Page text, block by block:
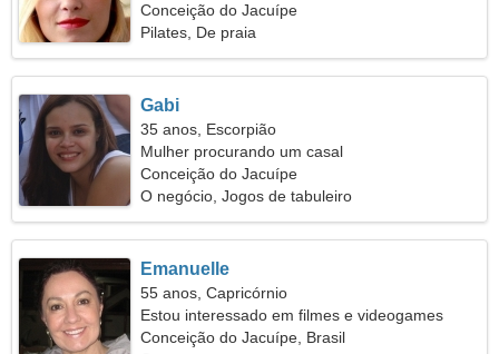
Conceição do Jacuípe
Pilates, De praia
Gabi
35 anos, Escorpião
Mulher procurando um casal
Conceição do Jacuípe
O negócio, Jogos de tabuleiro
Emanuelle
55 anos, Capricórnio
Estou interessado em filmes e videogames
Conceição do Jacuípe, Brasil